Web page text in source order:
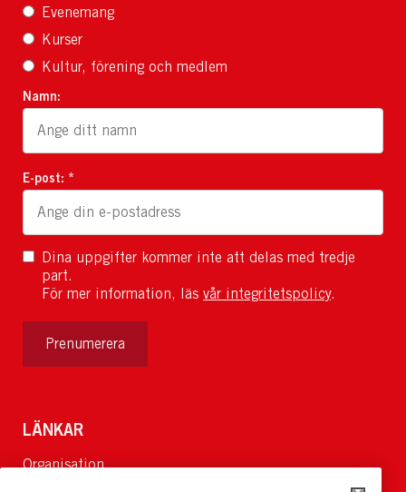
Evenemang
Kurser
Kultur, förening och medlem
Namn:
E-post: *
Dina uppgifter kommer inte att delas med tredje
part.
För mer information, läs vår integritetspolicy.
Prenumerera
LÄNKAR
Organisation